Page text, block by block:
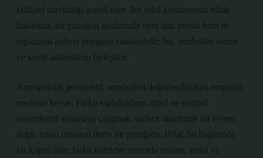
kültürel sürekliliği temsil eder. Bir sahil kasabasında hilale
bakarken, bir çocuğun gözlerinde hem dini merak hem de
toplumsal aidiyet duygusu canlanabilir; bu, sembolün somut
ve soyut anlamlarını birleştirir.
Antropolojik perspektif, sembolleri değerlendirirken empatiyi
merkeze koyar: Farklı toplulukların ritüel ve sembol
sistemlerini anlamaya çalışmak, sadece akademik bir eylem
değil, insan olmanın derin bir pratiğidir. Hilal, bu bağlamda
bir köprü olur; farklı kültürler arasında anlamı, tarihi ve